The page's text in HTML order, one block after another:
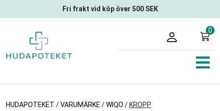
Fri frakt vid köp över 500 SEK
0
HUDAPOTEKET /VARUMÄRKE /WIQO / KROPP